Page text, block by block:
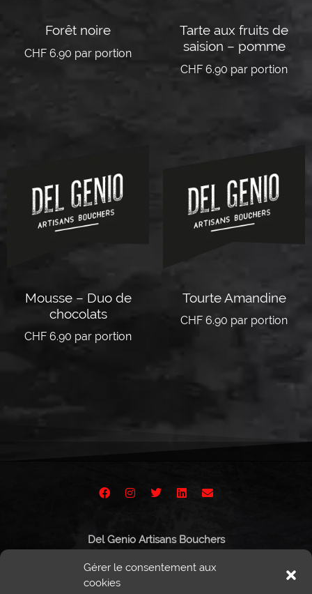
Gérer le consentement aux
cookies
Forêt noire
CHF 6.90 par portion
Tarte aux fruits de
saision – pomme
CHF 6.90 par portion
Mousse – Duo de
chocolats
CHF 6.90 par portion
Tourte Amandine
CHF 6.90 par portion
Del Genio Artisans Bouchers
1950 Sion